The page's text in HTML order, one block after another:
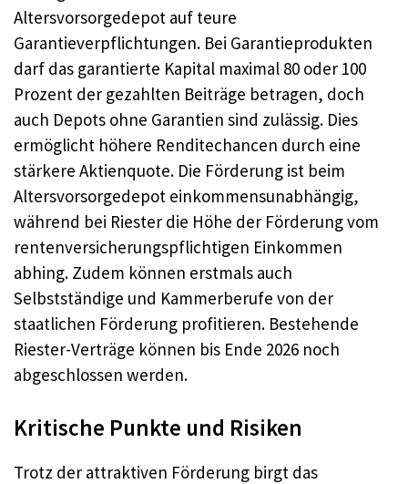
Altersvorsorgedepot auf teure
Garantieverpflichtungen. Bei Garantieprodukten
darf das garantierte Kapital maximal 80 oder 100
Prozent der gezahlten Beiträge betragen, doch
auch Depots ohne Garantien sind zulässig. Dies
ermöglicht höhere Renditechancen durch eine
stärkere Aktienquote. Die Förderung ist beim
Altersvorsorgedepot einkommensunabhängig,
während bei Riester die Höhe der Förderung vom
rentenversicherungspflichtigen Einkommen
abhing. Zudem können erstmals auch
Selbstständige und Kammerberufe von der
staatlichen Förderung profitieren. Bestehende
Riester-Verträge können bis Ende 2026 noch
abgeschlossen werden.
Kritische Punkte und Risiken
Trotz der attraktiven Förderung birgt das